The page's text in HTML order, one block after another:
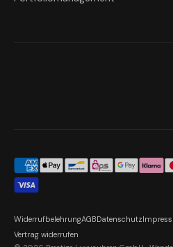
WiderrufbelehrungAGBDatenschutz
Vertrag widerrufen